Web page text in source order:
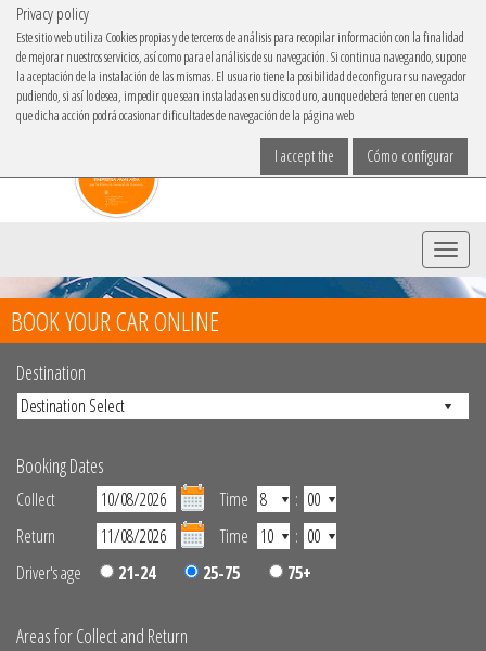
Privacy policy
Este sitio web utiliza Cookies propias y de terceros de análisis para recopilar información con la finalidad
de mejorar nuestros servicios, así como para el análisis de su navegación. Si continua navegando, supone
la aceptación de la instalación de las mismas. El usuario tiene la posibilidad de configurar su navegador
pudiendo, si así lo desea, impedir que sean instaladas en su disco duro, aunque deberá tener en cuenta
que dicha acción podrá ocasionar dificultades de navegación de la página web
Cómo configurar
I accept the
Choose your language
Menu
BOOK YOUR CAR ONLINE
Destination
Booking Dates
Collect Time
:
Return
Time
:
Driver's age
21-24 25-75 75+
Areas for Collect and Return